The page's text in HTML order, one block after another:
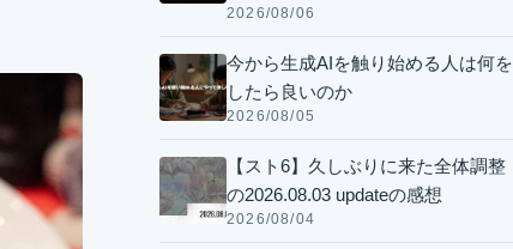
2026/08/06
今から生成AIを触り始める人は何を
したら良いのか
2026/08/05
【スト6】久しぶりに来た全体調整
の2026.08.03 updateの感想
2026/08/04